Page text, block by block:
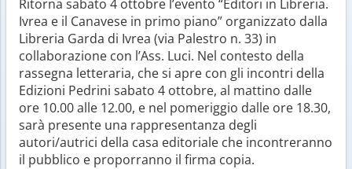
Ritorna sabato 4 ottobre l’evento “Editori in Libreria.
Ivrea e il Canavese in primo piano” organizzato dalla
Libreria Garda di Ivrea (via Palestro n. 33) in
collaborazione con l’Ass. Luci. Nel contesto della
rassegna letteraria, che si apre con gli incontri della
Edizioni Pedrini sabato 4 ottobre, al mattino dalle
ore 10.00 alle 12.00, e nel pomeriggio dalle ore 18.30,
sarà presente una rappresentanza degli
autori/autrici della casa editoriale che incontreranno
il pubblico e proporranno il firma copia.